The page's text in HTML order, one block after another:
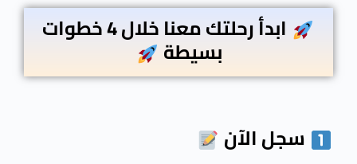
ابدأ رحلتك معنا خلال 4 خطوات
بسيطة
سجلالآن